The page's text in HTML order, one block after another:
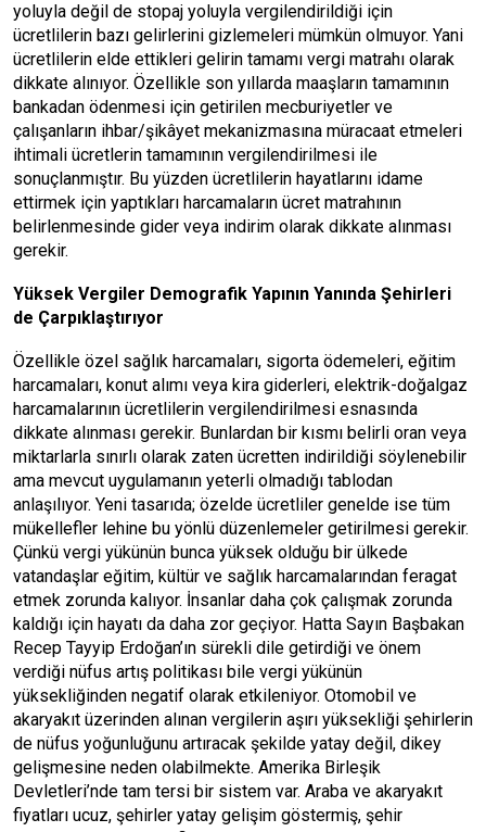
yoluyla değil de stopaj yoluyla vergilendirildiği için
ücretlilerin bazı gelirlerini gizlemeleri mümkün olmuyor. Yani
ücretlilerin elde ettikleri gelirin tamamı vergi matrahı olarak
dikkate alınıyor. Özellikle son yıllarda maaşların tamamının
bankadan ödenmesi için getirilen mecburiyetler ve
çalışanların ihbar/şikâyet mekanizmasına müracaat etmeleri
ihtimali ücretlerin tamamının vergilendirilmesi ile
sonuçlanmıştır. Bu yüzden ücretlilerin hayatlarını idame
ettirmek için yaptıkları harcamaların ücret matrahının
belirlenmesinde gider veya indirim olarak dikkate alınması
gerekir.
Yüksek Vergiler Demografik Yapının Yanında Şehirleri
de Çarpıklaştırıyor
Özellikle özel sağlık harcamaları, sigorta ödemeleri, eğitim
harcamaları, konut alımı veya kira giderleri, elektrik-doğalgaz
harcamalarının ücretlilerin vergilendirilmesi esnasında
dikkate alınması gerekir. Bunlardan bir kısmı belirli oran veya
miktarlarla sınırlı olarak zaten ücretten indirildiği söylenebilir
ama mevcut uygulamanın yeterli olmadığı tablodan
anlaşılıyor. Yeni tasarıda; özelde ücretliler genelde ise tüm
mükellefler lehine bu yönlü düzenlemeler getirilmesi gerekir.
Çünkü vergi yükünün bunca yüksek olduğu bir ülkede
vatandaşlar eğitim, kültür ve sağlık harcamalarından feragat
etmek zorunda kalıyor. İnsanlar daha çok çalışmak zorunda
kaldığı için hayatı da daha zor geçiyor. Hatta Sayın Başbakan
Recep Tayyip Erdoğan’ın sürekli dile getirdiği ve önem
verdiği nüfus artış politikası bile vergi yükünün
yüksekliğinden negatif olarak etkileniyor. Otomobil ve
akaryakıt üzerinden alınan vergilerin aşırı yüksekliği şehirlerin
de nüfus yoğunluğunu artıracak şekilde yatay değil, dikey
gelişmesine neden olabilmekte. Amerika Birleşik
Devletleri’nde tam tersi bir sistem var. Araba ve akaryakıt
fiyatları ucuz, şehirler yatay gelişim göstermiş, şehir